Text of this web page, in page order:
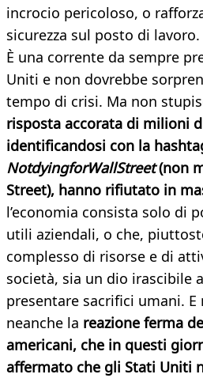
incrocio pericoloso, o
sicurezza sul posto di lavoro.
È una corrente da sempre
Uniti e non dovrebbe
tempo di crisi. Ma non
risposta accorata di milioni
identificandosi con la
NotdyingforWallStreet(non
Street), hanno rifiutato in
l’economia consista solo di
utili aziendali, o che,
complesso di risorse e di
società, sia un dio irascibile
presentare sacrifici umani.
neanche la reazione ferma
americani, che in questi
affermato che gli Stati Uniti